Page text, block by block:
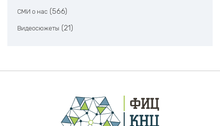
СМИ о нас (566)
Видеосюжеты (21)